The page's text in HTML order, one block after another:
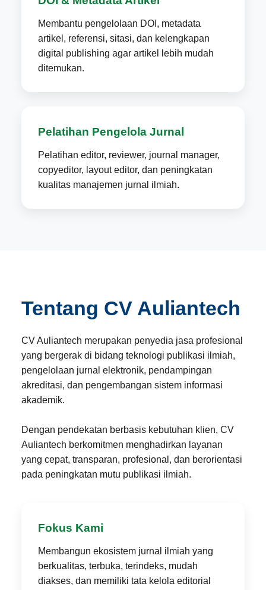
Membantu pengelolaan DOI, metadata
artikel, referensi, sitasi, dan kelengkapan
digital publishing agar artikel lebih mudah
ditemukan.
Pelatihan Pengelola Jurnal
Pelatihan editor, reviewer, journal manager,
copyeditor, layout editor, dan peningkatan
kualitas manajemen jurnal ilmiah.
Tentang CV Auliantech
CV Auliantech merupakan penyedia jasa profesional
yang bergerak di bidang teknologi publikasi ilmiah,
pengelolaan jurnal elektronik, pendampingan
akreditasi, dan pengembangan sistem informasi
akademik.
Dengan pendekatan berbasis kebutuhan klien, CV
Auliantech berkomitmen menghadirkan layanan
yang cepat, transparan, profesional, dan berorientasi
pada peningkatan mutu publikasi ilmiah.
Fokus Kami
Membangun ekosistem jurnal ilmiah yang
berkualitas, terbuka, terindeks, mudah
diakses, dan memiliki tata kelola editorial